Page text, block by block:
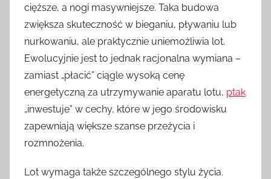
cięższe, a nogi masywniejsze. Taka budowa
zwiększa skuteczność w bieganiu, pływaniu lub
nurkowaniu, ale praktycznie uniemożliwia lot.
Ewolucyjnie jest to jednak racjonalna wymiana –
zamiast „płacić” ciągle wysoką cenę
energetyczną za utrzymywanie aparatu lotu, ptak
„inwestuje” w cechy, które w jego środowisku
zapewniają większe szanse przeżycia i
rozmnożenia.
Lot wymaga także szczególnego stylu życia.